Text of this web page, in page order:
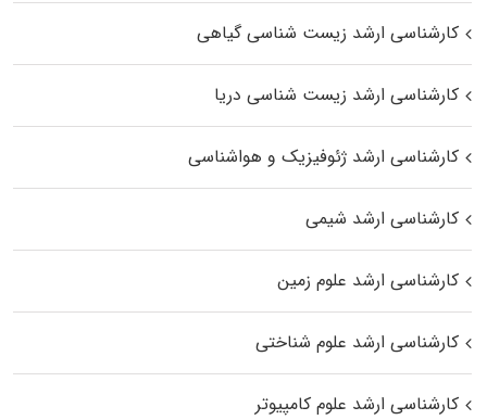
کارشناسی ارشد زیست‌ شناسی گیاهی
کارشناسی ارشد زیست‌ شناسی دریا
کارشناسی ارشد ژئوفیزیک و هواشناسی
کارشناسی ارشد شیمی
کارشناسی ارشد علوم زمین
کارشناسی ارشد علوم شناختی
کارشناسی ارشد علوم کامپیوتر